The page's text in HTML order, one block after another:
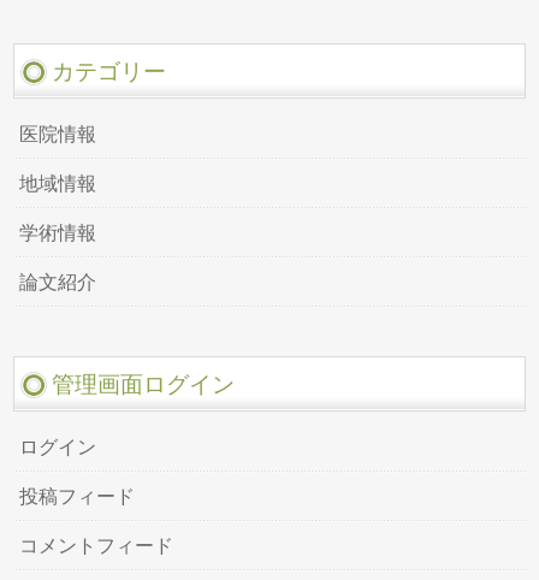
カテゴリー
医院情報
地域情報
学術情報
論文紹介
管理画面ログイン
ログイン
投稿フィード
コメントフィード